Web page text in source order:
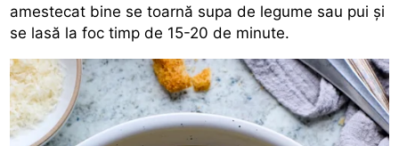
amestecat bine se toarnă supa de legume sau pui și
se lasă la foc timp de 15-20 de minute.